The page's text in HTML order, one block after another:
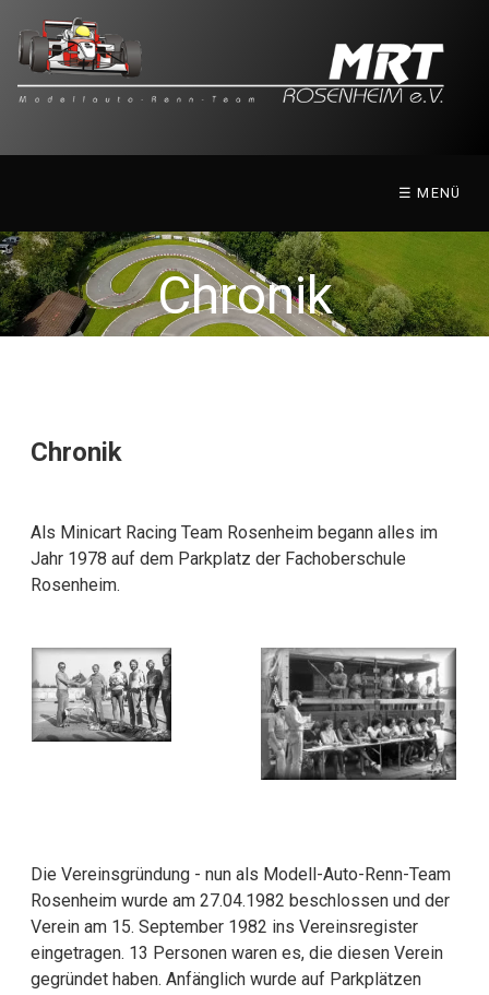
☰ MENÜ
Chronik
Chronik
Als Minicart Racing Team Rosenheim begann alles im
Jahr 1978 auf dem Parkplatz der Fachoberschule
Rosenheim.
Die Vereinsgründung - nun als Modell-Auto-Renn-Team
Rosenheim wurde am 27.04.1982 beschlossen und der
Verein am 15. September 1982 ins Vereinsregister
eingetragen. 13 Personen waren es, die diesen Verein
gegründet haben. Anfänglich wurde auf Parkplätzen